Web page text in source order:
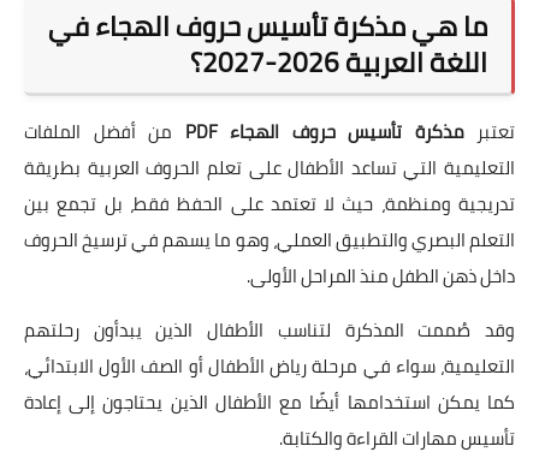
ما هي مذكرة تأسيس حروف الهجاء في
اللغة العربية 2026-2027؟
تعتبرمذكرة تأسيس حروف الهجاء PDF
من أفضل الملفات
التعليمية التي تساعد الأطفال على تعلم الحروف العربية بطريقة
تدريجية ومنظمة، حيث لا تعتمد على الحفظ فقط، بل تجمع بين
التعلم البصري والتطبيق العملي، وهو ما يسهم في ترسيخ الحروف
داخل ذهن الطفل منذ المراحل الأولى.
وقد صُممت المذكرة لتناسب الأطفال الذين يبدأون رحلتهم
التعليمية، سواء في مرحلة رياض الأطفال أو الصف الأول الابتدائي،
كما يمكن استخدامها أيضًا مع الأطفال الذين يحتاجون إلى إعادة
تأسيس مهارات القراءة والكتابة.